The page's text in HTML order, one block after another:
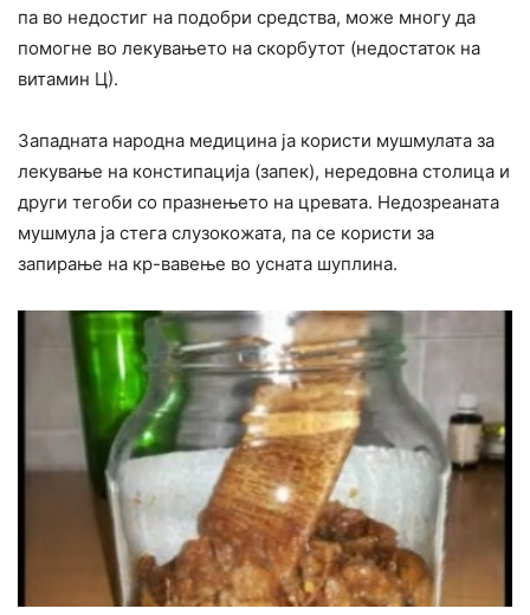
па во недостиг на подобри средства, може многу да
помогне во лекувањето на скорбутот (недостаток на
витамин Ц).
Западната народна медицина ја користи мушмулата за
лекување на констипација (запек), нередовна столица и
други тегоби со празнењето на цревата. Недозреаната
мушмула ја стега слузокожата, па се користи за
запирање на кр-вавење во усната шуплина.